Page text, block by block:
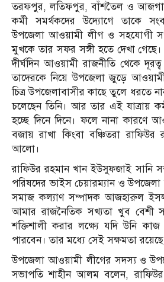
তরফপুর, লতিফপুর, বাঁশতৈল ও
কর্মী সমর্থকদের উদ্যোগে তাকে
উপজেলা আওয়ামী লীগ ও সহযোগী
মুখকে তার সফর সঙ্গী হতে দেখা গেছে।
দীর্ঘদিন আওয়ামী রাজনীতি থেকে
তাদেরকে নিয়ে উপজেলা জুড়ে
চিত্র উপজেলাবাসীর কাছে তুলে ধরতে
চলেছেন তিনি। আর তার এই যাত্রায়
হচ্ছে দিনে দিনে। ফলে নানা কারণে
বজায় রাখা কিংবা বঞ্চিতরা
আলো।
রাফিউর রহমান খান ইউসুফজাই সানি
পরিষদের ভাইস চেয়ারম্যান ও
সমাজ কল্যাণ সম্পাদক আজহারুল
আমার রাজনৈতিক সখ্যতা খুব বেশী
শক্তিশালী করার লক্ষ্যে যদি উনি
পারবেন। তার মধ্যে সেই সক্ষমতা
উপজেলা আওয়ামী লীগের সদস্য ও
সভাপতি শাহীন আলম বলেন,